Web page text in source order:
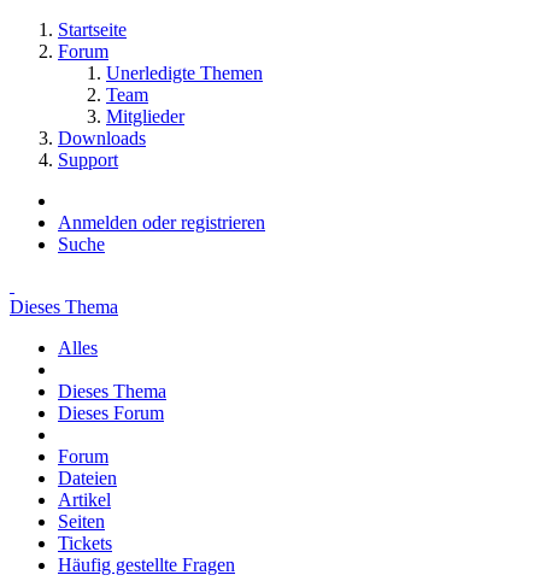
Startseite
Forum
Unerledigte Themen
Team
Mitglieder
Downloads
Support
Anmelden oder registrieren
Suche
Dieses Thema
Alles
Dieses Thema
Dieses Forum
Forum
Dateien
Artikel
Seiten
Tickets
Häufig gestellte Fragen